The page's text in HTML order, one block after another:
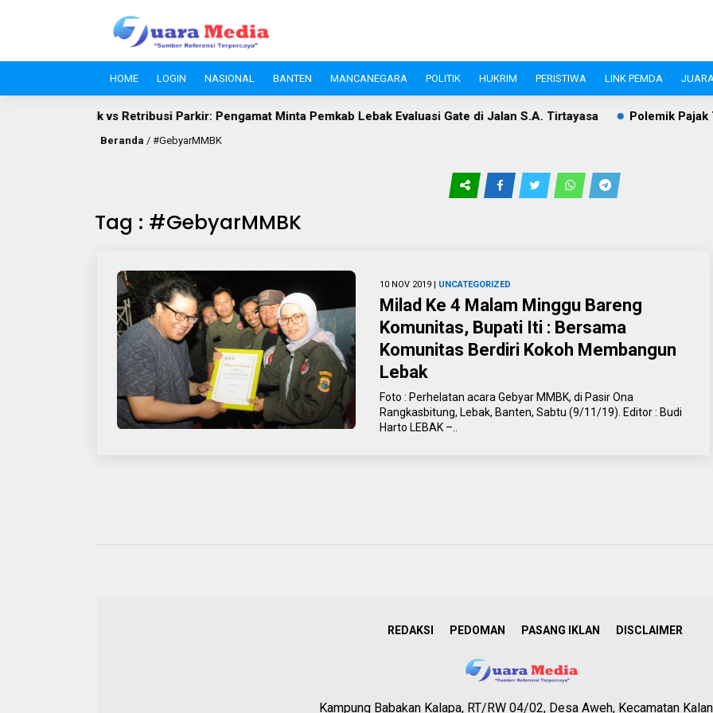
HOME LOGIN NASIONAL BANTEN MANCANEGARA POLITIK HUKRIM PERISTIWA LINK PEMDA
Hak Publik vs Retribusi Parkir: Pengamat Minta Pemkab Lebak Evaluasi Gate di Jalan S.A. Tirtayasa Polemik Pajak
Beranda / #GebyarMMBK
Tag : #GebyarMMBK
10 NOV 2019 | UNCATEGORIZED
Milad Ke 4 Malam Minggu Bareng
Komunitas, Bupati Iti : Bersama
Komunitas Berdiri Kokoh Membangun
Lebak
Foto : Perhelatan acara Gebyar MMBK, di Pasir Ona
Rangkasbitung, Lebak, Banten, Sabtu (9/11/19). Editor : Budi
Harto LEBAK –..
REDAKSI PEDOMAN PASANG IKLAN DISCLAIMER
Kampung Babakan Kalapa, RT/RW 04/02, Desa Aweh, Kecamatan